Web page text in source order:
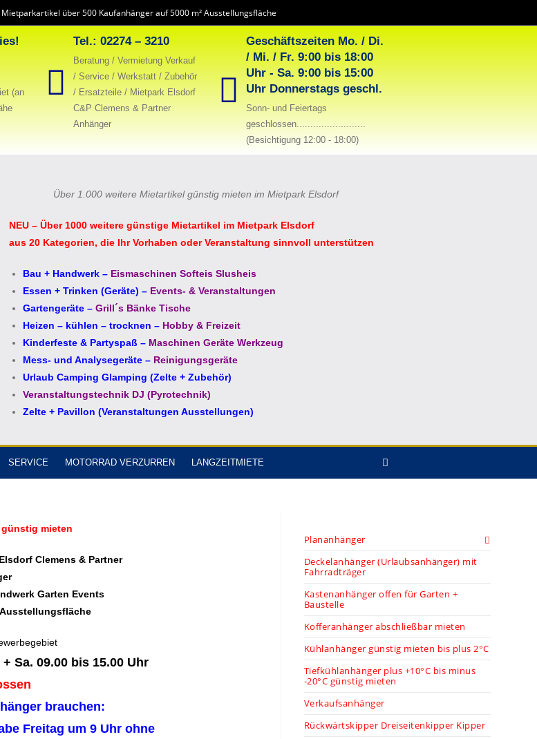
über 500 Kaufanhänger auf 5000 m² Ausstellungsfläche
(an
Tel.: 02274 – 3210
Beratung / Vermietung Verkauf
/ Service / Werkstatt / Zubehör
/ Ersatzteile / Mietpark Elsdorf
C&P Clemens & Partner
Anhänger
Geschäftszeiten Mo. / Di.
/ Mi. / Fr. 9:00 bis 18:00
Uhr - Sa. 9:00 bis 15:00
Uhr Donnerstags geschl.
Sonn- und Feiertags
geschlossen.........................
(Besichtigung 12:00 - 18:00)
Über 1.000 weitere Mietartikel günstig mieten im Mietpark Elsdorf
NEU – Über 1000 weitere günstige Mietartikel im Mietpark Elsdorf
aus 20 Kategorien, die Ihr Vorhaben oder Veranstaltung sinnvoll unterstützen
Bau + Handwerk – Eismaschinen Softeis Slusheis
Essen + Trinken (Geräte) – Events- & Veranstaltungen
Gartengeräte – Grill´s Bänke Tische
Heizen – kühlen – trocknen – Hobby & Freizeit
Kinderfeste & Partyspaß – Maschinen Geräte Werkzeug
Mess- und Analysegeräte – Reinigungsgeräte
Urlaub Camping Glamping (Zelte + Zubehör)
Veranstaltungstechnik DJ (Pyrotechnik)
Zelte + Pavillon (Veranstaltungen Ausstellungen)
SERVICE MOTORRAD VERZURREN LANGZEITMIETE
mieten
Clemens & Partner
Garten Events
Sa. 09.00 bis 15.00 Uhr
brauchen:
Freitag um 9 Uhr ohne
Plananhänger
Deckelanhänger (Urlaubsanhänger) mit
Fahrradträger
Kastenanhänger offen für Garten +
Baustelle
Kofferanhänger abschließbar mieten
Kühlanhänger günstig mieten bis plus 2°C
Tiefkühlanhänger plus +10°C bis minus
-20°C günstig mieten
Verkaufsanhänger
Rückwärtskipper Dreiseitenkipper Kipper